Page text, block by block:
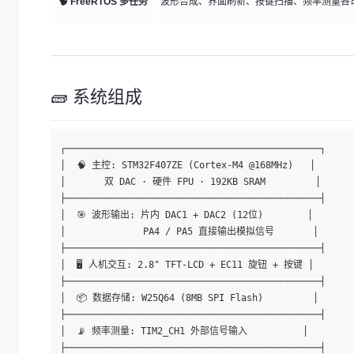
🧱 系统组成
┌──────────────────────────────────────────────┐
│  🧠 主控: STM32F407ZE (Cortex-M4 @168MHz)   │
│       双 DAC · 硬件 FPU · 192KB SRAM         │
├──────────────────────────────────────────────┤
│  🎯 波形输出: 片内 DAC1 + DAC2 (12位)        │
│              PA4 / PA5 直接输出模拟信号       │
├──────────────────────────────────────────────┤
│  🖥️ 人机交互: 2.8" TFT-LCD + EC11 旋钮 + 按键 │
├──────────────────────────────────────────────┤
│  📦 数据存储: W25Q64 (8MB SPI Flash)         │
├──────────────────────────────────────────────┤
│  📡 频率测量: TIM2_CH1 外部信号输入          │
├──────────────────────────────────────────────┤